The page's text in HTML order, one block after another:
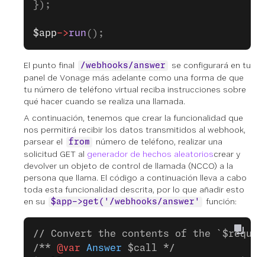
});
$app->run ();
El punto final /webhooks/answer
se configurará en tu
panel de Vonage más adelante como una forma de que
tu número de teléfono virtual reciba instrucciones sobre
qué hacer cuando se realiza una llamada.
A continuación, tenemos que crear la funcionalidad que
nos permitirá recibir los datos transmitidos al webhook,
parsear el
from
número de teléfono, realizar una
solicitud GET al generador de hechos aleatorioscrear y
devolver un objeto de control de llamada (NCCO) a la
persona que llama. El código a continuación lleva a cabo
toda esta funcionalidad descrita, por lo que añadir esto
en su
$app->get('/webhooks/answer' función:
// Convert the contents of the
/** @var Answer $call */